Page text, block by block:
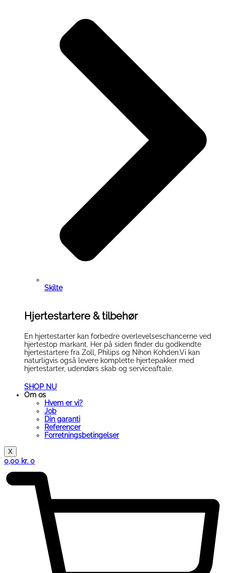
Skilte
Hjertestartere & tilbehør
En hjertestarter kan forbedre overlevelseschancerne ved
hjertestop markant. Her på siden finder du godkendte
hjertestartere fra Zoll, Philips og Nihon Kohden.Vi kan
naturligvis også levere komplette hjertepakker med
hjertestarter, udendørs skab og serviceaftale.
SHOP NU
Om os
Hvem er vi?
Job
Din garanti
Referencer
Forretningsbetingelser
X
0,00 kr. 0